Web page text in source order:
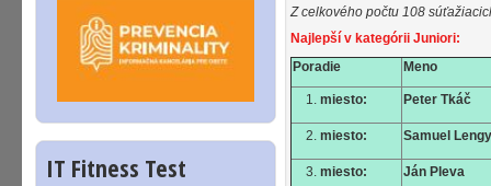
IT Fitness Test
Z celkového počtu 108
Najlepší v kategórii Juniori:
Poradie
Meno
miesto: Peter Tkáč
miesto: Samuel
miesto: Ján Pleva